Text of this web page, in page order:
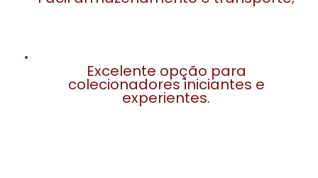
Excelente opção para
colecionadores iniciantes e
experientes.